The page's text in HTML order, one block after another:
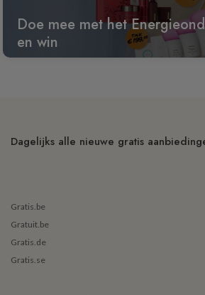
Doe mee met het
en win
Dagelijks alle nieuwe gratis
Gratis.be
Gratuit.be
Gratis.de
Gratis.se